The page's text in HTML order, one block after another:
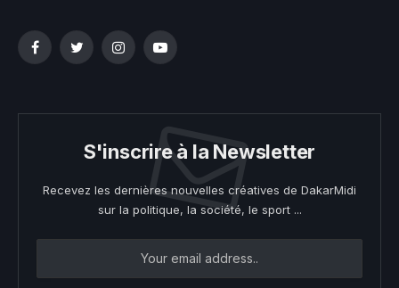
FacebookTwitterInstagramYouTube
S'inscrire à la Newsletter
Recevez les dernières nouvelles créatives de DakarMidi
sur la politique, la société, le sport ...